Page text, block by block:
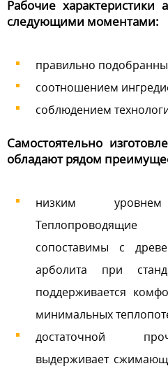
Рабочие характеристики
следующими моментами:
правильно
соотношением
соблюдением
Самостоятельно
обладают рядом
низким уровнем
Теплопроводящие
сопоставимы с
арболита при
поддерживается
минимальных
достаточной
выдерживает